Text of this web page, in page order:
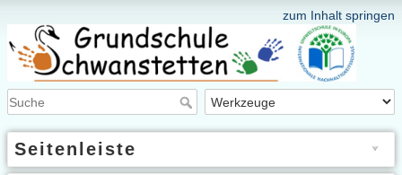
zum Inhalt springen
Seitenleiste